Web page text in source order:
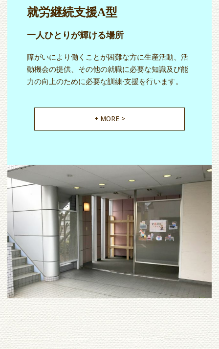
就労継続支援A型
一人ひとりが輝ける場所
障がいにより働くことが困難な方に生産活動、活
動機会の提供、その他の就職に必要な知識及び能
力の向上のために必要な訓練·支援を行います。
+ MORE >